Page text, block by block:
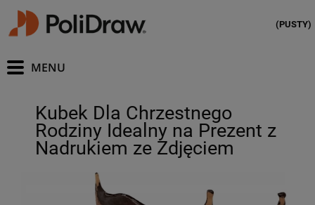
(PUSTY)
Kubek Dla Chrzestnego
Rodziny Idealny na Prezent z
Nadrukiem ze Zdjęciem